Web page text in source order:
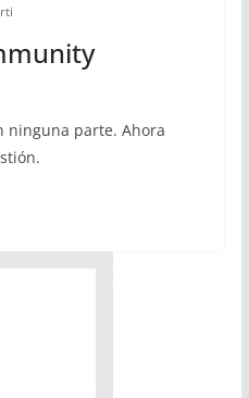
ninguna parte. Ahora